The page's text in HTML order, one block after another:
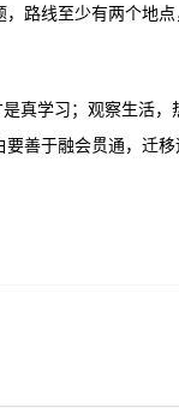
路线至少有两个地点
真学习；观察生活
善于融会贯通，迁